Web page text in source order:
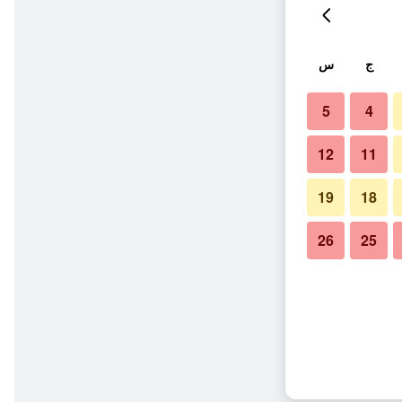
ج س
4
5
11
12
18
19
25
26